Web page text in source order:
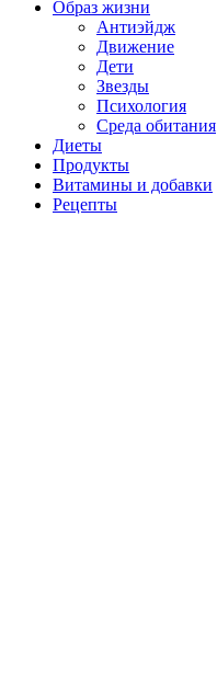
Образ жизни
Антиэйдж
Движение
Дети
Звезды
Психология
Среда обитания
Диеты
Продукты
Витамины и добавки
Рецепты